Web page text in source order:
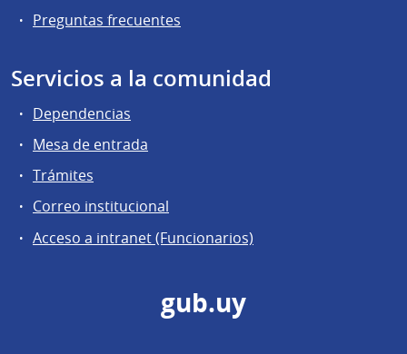
Preguntas frecuentes
Servicios a la comunidad
Dependencias
Mesa de entrada
Trámites
Correo institucional
Acceso a intranet (Funcionarios)
gub.uy